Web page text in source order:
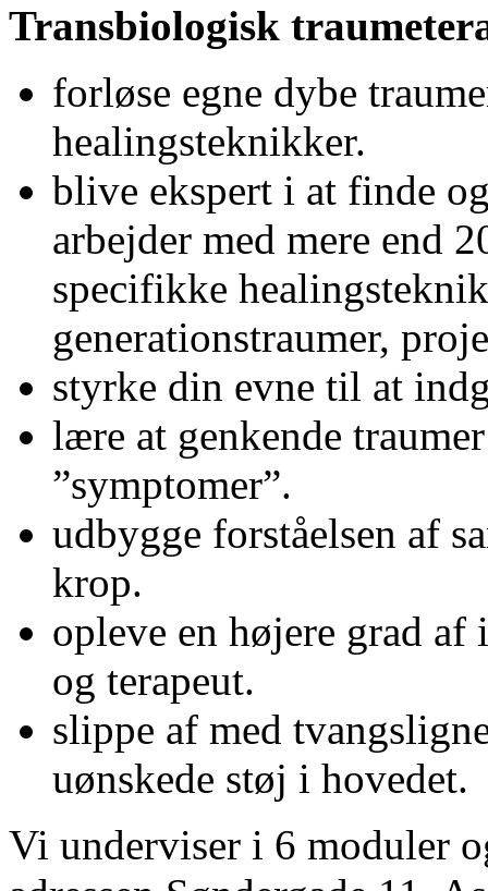
Transbiologisk
forløse egne dybe
healingsteknikker.
blive ekspert i at finde
arbejder med mere end
specifikke
generationstraumer,
styrke din evne til at
lære at genkende
”symptomer”.
udbygge forståelsen af
krop.
opleve en højere grad af
og terapeut.
slippe af med
uønskede støj i hovedet.
Vi underviser i 6 moduler